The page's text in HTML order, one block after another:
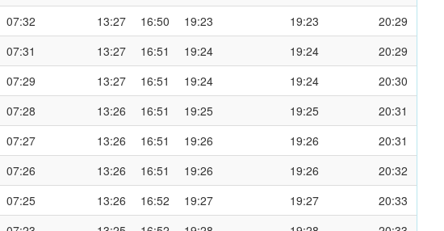
07:32 13:27 16:50 19:23 19:23
20:29
07:31 13:27 16:51 19:24 19:24
20:29
07:29 13:27 16:51 19:24 19:24
20:30
07:28 13:26 16:51 19:25 19:25
20:31
07:27 13:26 16:51 19:26 19:26
20:31
07:26 13:26 16:51 19:26 19:26
20:32
07:25 13:26 16:52 19:27 19:27
20:33